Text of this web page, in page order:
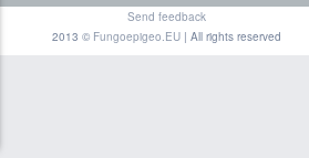
Send feedback
2013 © Fungoepigeo.EU| All rights reserved